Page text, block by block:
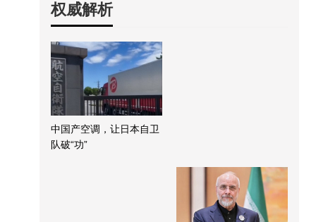
权威解析
中国产空调，让日本自卫
队破“功”